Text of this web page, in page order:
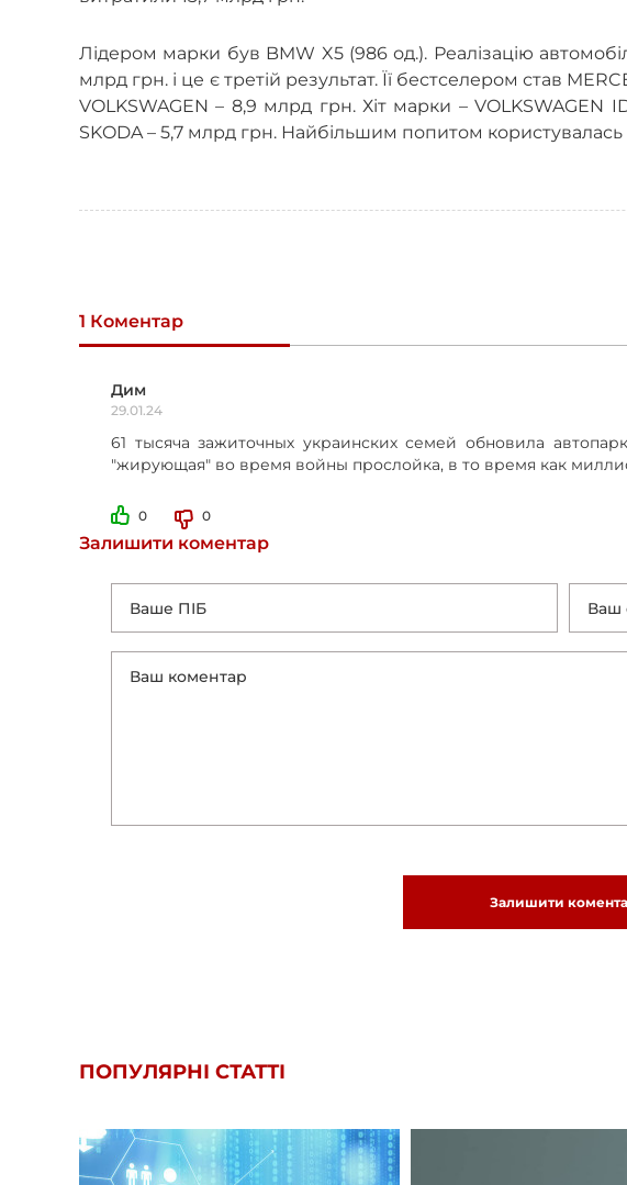
Лідером марки був BMW X5 (986 од.). Реалізацію
млрд грн. і це є третій результат. Її бестселером став
VOLKSWAGEN – 8,9 млрд грн. Хіт марки – VOLKSWAGEN
SKODA – 5,7 млрд грн. Найбільшим попитом користувалась
1 Коментар
Дим
29.01.24
61 тысяча зажиточных украинских семей обновила
"жирующая" во время войны прослойка, в то время как
0 0
Залишити коментар
Залишити
ПОПУЛЯРНІ СТАТТІ